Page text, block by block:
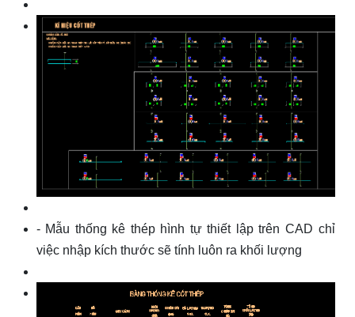
- Mẫu thống kê thép hình tự thiết lập trên CAD chỉ
việc nhập kích thước sẽ tính luôn ra khối lượng